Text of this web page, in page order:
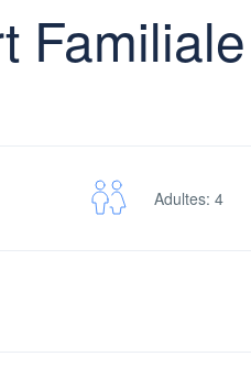
Familiale
Adultes: 4